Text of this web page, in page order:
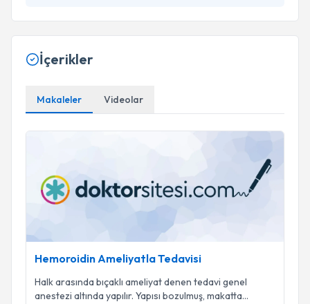
İçerikler
Makaleler Videolar
Hemoroidin Ameliyatla Tedavisi
Halk arasında bıçaklı ameliyat denen tedavi genel
anestezi altında yapılır. Yapısı bozulmuş, makatta...